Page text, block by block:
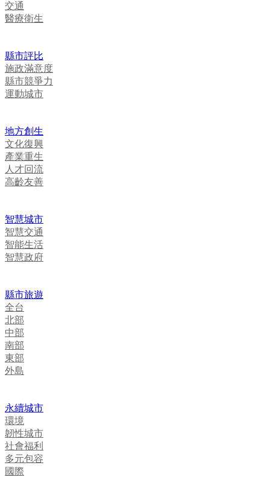
交通
醫療衛生
縣市評比
施政滿意度
縣市競爭力
運動城市
地方創生
文化復興
產業重生
人才回流
高齡友善
智慧城市
智慧交通
智能生活
智慧政府
縣市旅遊
全台
北部
中部
南部
東部
外島
永續城市
環境
韌性城市
社會福利
多元包容
國際